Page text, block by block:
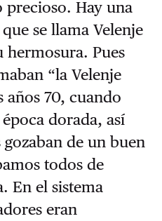
precioso. Hay una
se llama Velenje
hermosura. Pues
“la Velenje
años 70, cuando
dorada, así
de un buen
todos de
En el sistema
eran